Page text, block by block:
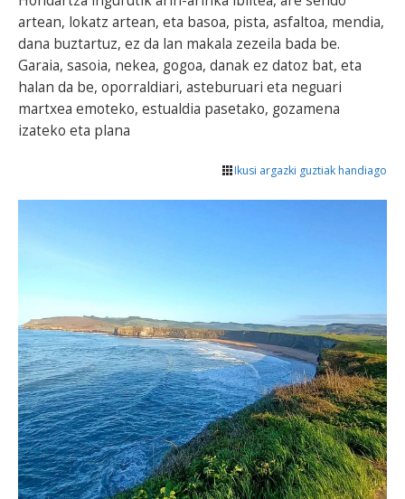
artean, lokatz artean, eta basoa, pista, asfaltoa, mendia,
dana buztartuz, ez da lan makala zezeila bada be.
Garaia, sasoia, nekea, gogoa, danak ez datoz bat, eta
halan da be, oporraldiari, asteburuari eta neguari
martxea emoteko, estualdia pasetako, gozamena
izateko eta plana
Ikusi argazki guztiak handiago